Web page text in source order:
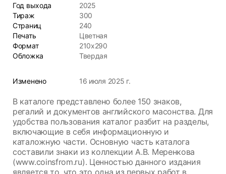
Год выхода
2025
Тираж
300
Страниц
240
Печать
Цветная
Формат
210x290
Обложка
Твердая
Изменено 16 июля 2025 г.
В каталоге представлено более 150 знаков,
регалий и документов английского масонства. Для
удобства пользования каталог разбит на разделы,
включающие в себя информационную и
каталожную части. Основную часть каталога
составили знаки из коллекции А.В. Меренкова
(www.coinsfrom.ru). Ценностью данного издания
является то, что это одна из первых работ в